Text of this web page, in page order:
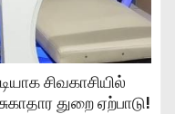
சிவகாசியில்
துறை ஏற்பாடு!